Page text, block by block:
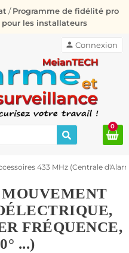
/Programme de fidélité pro
les installateurs
person Connexion
0
433 MHz (Centrale
FRÉQUENCE,
...)